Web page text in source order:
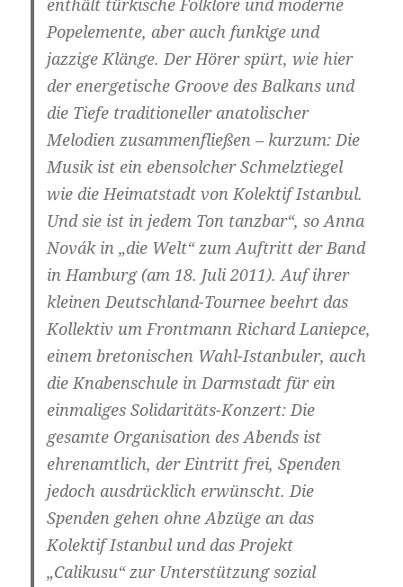
enthält türkische Folklore und moderne
Popelemente, aber auch funkige und
jazzige Klänge. Der Hörer spürt, wie hier
der energetische Groove des Balkans und
die Tiefe traditioneller anatolischer
Melodien zusammenfließen – kurzum: Die
Musik ist ein ebensolcher Schmelztiegel
wie die Heimatstadt von Kolektif Istanbul.
Und sie ist in jedem Ton tanzbar“, so Anna
Novák in „die Welt“ zum Auftritt der Band
in Hamburg (am 18. Juli 2011). Auf ihrer
kleinen Deutschland-Tournee beehrt das
Kollektiv um Frontmann Richard Laniepce,
einem bretonischen Wahl-Istanbuler, auch
die Knabenschule in Darmstadt für ein
einmaliges Solidaritäts-Konzert: Die
gesamte Organisation des Abends ist
ehrenamtlich, der Eintritt frei, Spenden
jedoch ausdrücklich erwünscht. Die
Spenden gehen ohne Abzüge an das
Kolektif Istanbul und das Projekt
„Calikusu“ zur Unterstützung sozial